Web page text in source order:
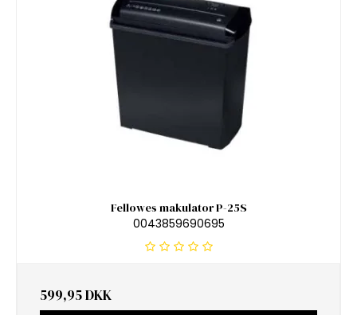
Fellowes makulator P-25S
0043859690695
599,95 DKK